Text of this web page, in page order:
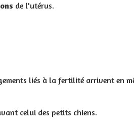
de l'utérus.
liés à la fertilité arrivent en
celui des petits chiens.